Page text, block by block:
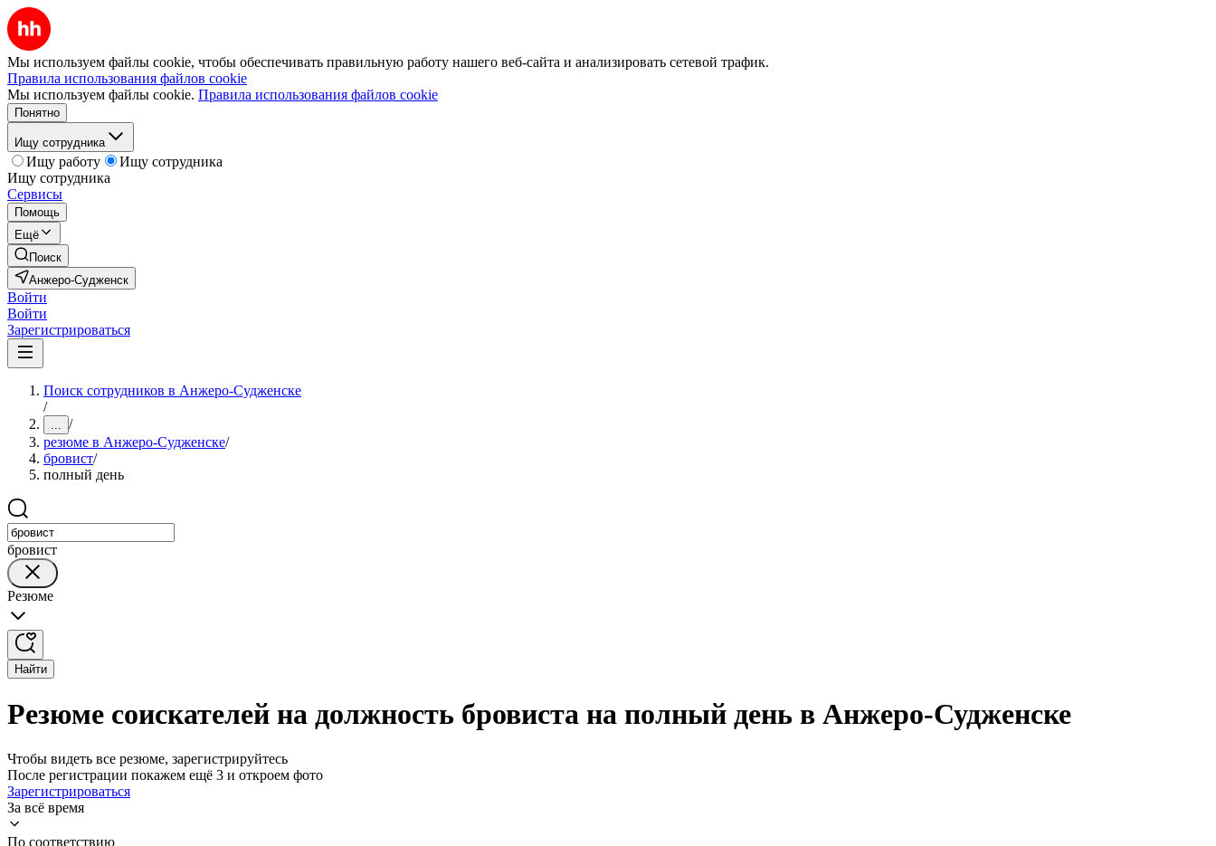
Мы используем файлы cookie, чтобы обеспечивать правильную работу нашего веб-сайта и анализировать сетевой трафик.
Правила использования файлов cookie
Мы используем файлы cookie. Правила использования файлов cookie
Понятно
Ищу сотрудника
Ищу работу
Ищу сотрудника
Ищу сотрудника
Сервисы
Помощь
Ещё
Поиск
Анжеро-Судженск
Войти
Войти
Зарегистрироваться
Поиск сотрудников в Анжеро-Судженске
/
... /
резюме в Анжеро-Судженске/
бровист/
полный день
бровист
Резюме
Найти
Резюме соискателей на должность бровиста на полный день в Анжеро-Судженске
Чтобы видеть все резюме, зарегистрируйтесь
После регистрации покажем ещё 3 и откроем фото
Зарегистрироваться
За всё время
По соответствию